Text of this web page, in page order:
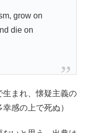
grow on
die on
生まれ、懐疑主義の
感の上で死ぬ）